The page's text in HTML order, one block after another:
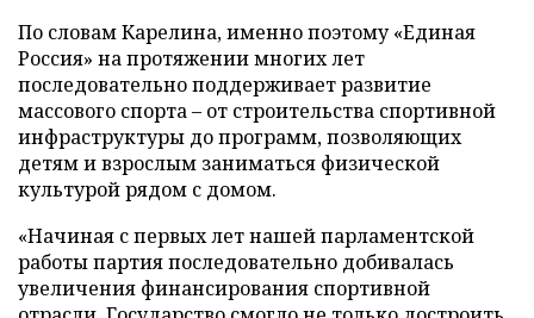
По словам Карелина, именно поэтому «Единая
Россия» на протяжении многих лет
последовательно поддерживает развитие
массового спорта – от строительства спортивной
инфраструктуры до программ, позволяющих
детям и взрослым заниматься физической
культурой рядом с домом.
«Начиная с первых лет нашей парламентской
работы партия последовательно добивалась
увеличения финансирования спортивной